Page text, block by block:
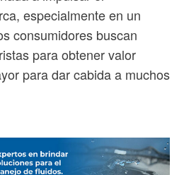
especialmente en un
consumidores buscan
para obtener valor
para dar cabida a muchos